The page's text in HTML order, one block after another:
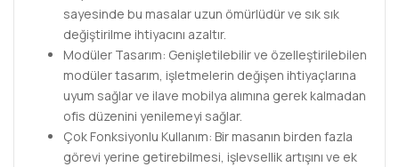
sayesinde bu masalar uzun ömürlüdür ve sık sık
değiştirilme ihtiyacını azaltır.
Modüler Tasarım: Genişletilebilir ve özelleştirilebilen
modüler tasarım, işletmelerin değişen ihtiyaçlarına
uyum sağlar ve ilave mobilya alımına gerek kalmadan
ofis düzenini yenilemeyi sağlar.
Çok Fonksiyonlu Kullanım: Bir masanın birden fazla
görevi yerine getirebilmesi, işlevsellik artışını ve ek